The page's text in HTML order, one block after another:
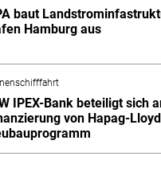
baut
Hamburg aus
IPEX-Bank beteiligt sich
von Hapag-Lloyd